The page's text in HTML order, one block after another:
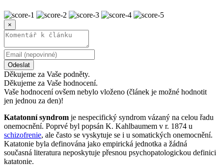
×
Odeslat
Děkujeme za Vaše podněty.
Děkujeme za Vaše hodnocení.
Vaše hodnocení ovšem nebylo vloženo (článek je možné hodnotit
jen jednou za den)!
Katatonní syndrom je nespecifický syndrom vázaný na celou řadu
onemocnění. Poprvé byl popsán K. Kahlbaumem v r. 1874 u
schizofrenie, ale často se vyskytuje se i u somatických onemocnění.
Katatonie byla definována jako empirická jednotka a žádná
současná literatura neposkytuje přesnou psychopatologickou definici
katatonie.